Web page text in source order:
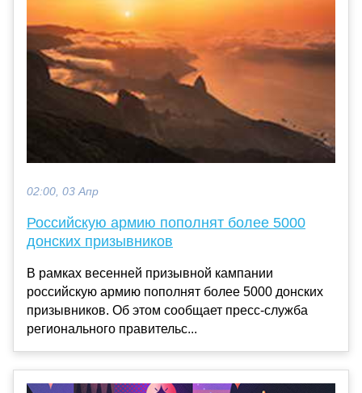
02:00, 03 Апр
Российскую армию пополнят более 5000
донских призывников
В рамках весенней призывной кампании
российскую армию пополнят более 5000 донских
призывников. Об этом сообщает пресс-служба
регионального правительс...